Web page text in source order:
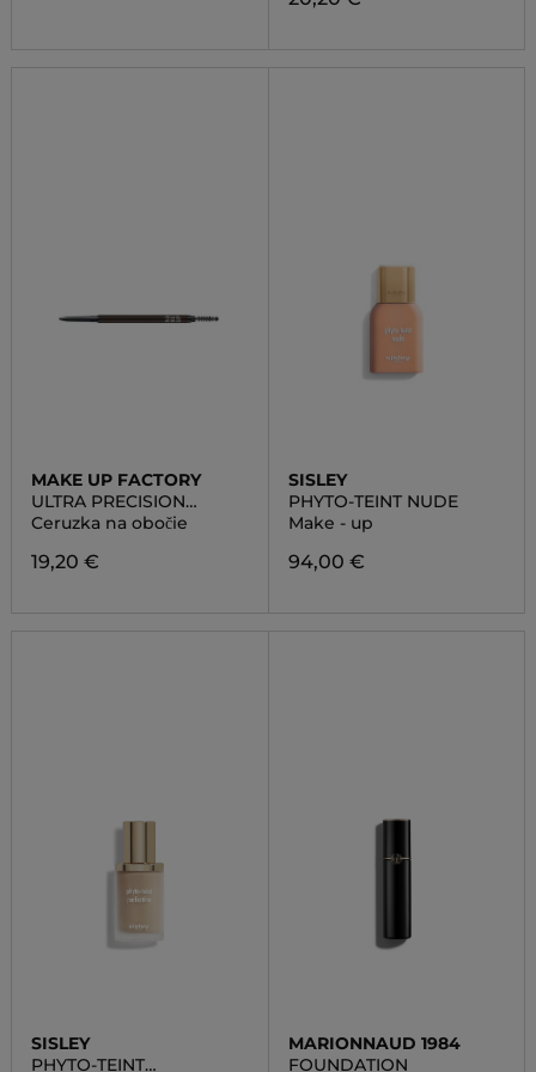
MAKE UP FACTORY
ULTRA PRECISION
BROW LINER
Ceruzka na obočie
19,20 €
SISLEY
PHYTO-TEINT NUDE
Make - up
94,00 €
SISLEY
PHYTO-TEINT
MARIONNAUD 1984
FOUNDATION